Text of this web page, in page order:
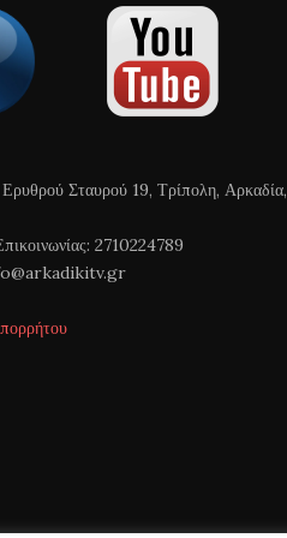
Σταυρού 19, Τρίπολη, Αρκαδία,
2710224789